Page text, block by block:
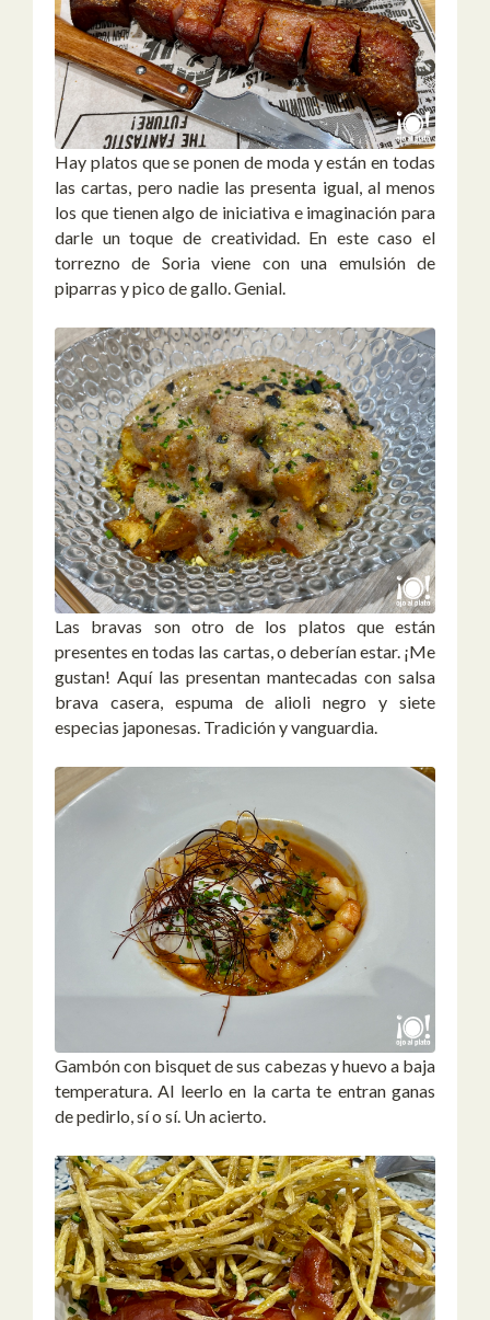
Hay platos que se ponen de moda y están en todas
las cartas, pero nadie las presenta igual, al menos
los que tienen algo de iniciativa e imaginación para
darle un toque de creatividad. En este caso el
torrezno de Soria viene con una emulsión de
piparras y pico de gallo. Genial.
Las bravas son otro de los platos que están
presentes en todas las cartas, o deberían estar. ¡Me
gustan! Aquí las presentan mantecadas con salsa
brava casera, espuma de alioli negro y siete
especias japonesas. Tradición y vanguardia.
Gambón con bisquet de sus cabezas y huevo a baja
temperatura. Al leerlo en la carta te entran ganas
de pedirlo, sí o sí. Un acierto.